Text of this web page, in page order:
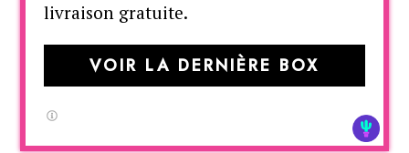
livraison gratuite.
VOIR LA DERNIÈRE BOX